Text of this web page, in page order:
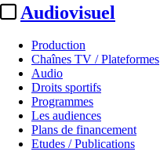
Audiovisuel
Production
Chaînes TV / Plateformes
Audio
Droits sportifs
Programmes
Les audiences
Plans de financement
Etudes / Publications